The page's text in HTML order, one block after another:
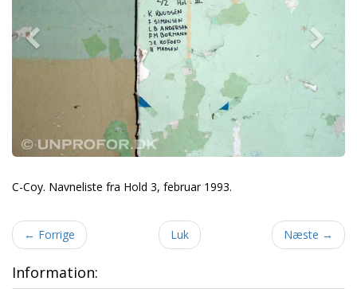
C-Coy. Navneliste fra Hold 3, februar 1993.
← Forrige Luk Næste →
Information: